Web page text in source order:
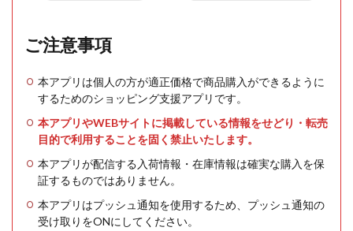
ご注意事項
本アプリは個人の方が適正価格で商品購入ができるように
するためのショッピング支援アプリです。
本アプリやWEBサイトに掲載している情報をせどり・転売
目的で利用することを固く禁止いたします。
本アプリが配信する入荷情報・在庫情報は確実な購入を保
証するものではありません。
本アプリはプッシュ通知を使用するため、プッシュ通知の
受け取りをONにしてください。